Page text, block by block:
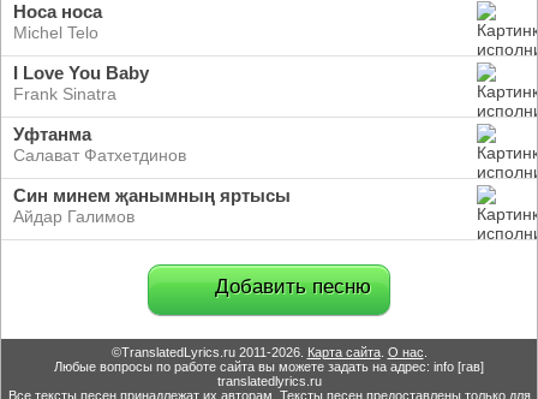
Носа носа
Michel Telo
I Love You Baby
Frank Sinatra
Уфтанма
Салават Фатхетдинов
Син минем җанымның яртысы
Айдар Галимов
Добавить песню
©TranslatedLyrics.ru 2011-2026. Карта сайта. О нас
Любые вопросы по работе сайта вы можете задать на адрес: info [гав]
translatedlyrics.ru
Все тексты песен принадлежат их авторам. Тексты песен предоставлены только для